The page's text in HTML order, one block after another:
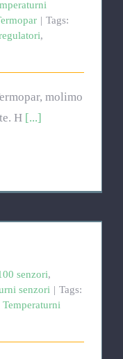
| Tags:
,
molimo
H [...]
senzori,
senzori | Tags:
Temperaturni